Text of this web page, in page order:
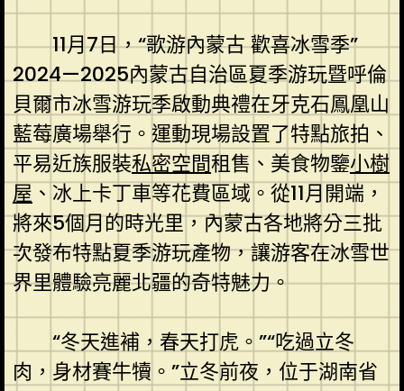
11月7日，“歌游內蒙古 歡喜冰雪季”
2024—2025內蒙古自治區夏季游玩暨呼倫
貝爾市冰雪游玩季啟動典禮在牙克石鳳凰山
藍莓廣場舉行。運動現場設置了特點旅拍、
平易近族服裝私密空間租售、美食物鑒小樹
屋 、冰上卡丁車等花費區域。從11月開端，
將來5個月的時光里，內蒙古各地將分三批
次發布特點夏季游玩產物，讓游客在冰雪世
界里體驗亮麗北疆的奇特魅力。
“冬天進補，春天打虎。”“吃過立冬
肉，身材賽牛犢。”立冬前夜，位于湖南省